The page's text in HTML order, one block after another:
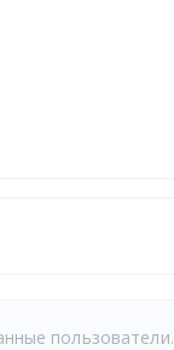
пользователи.